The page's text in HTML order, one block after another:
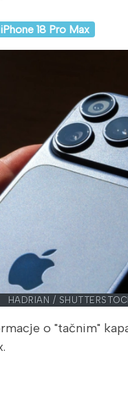
iPhone 18 Pro Max
HADRIAN /
o "tačnim"